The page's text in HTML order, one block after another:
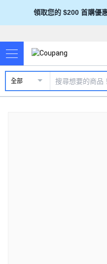
領取您的 $200 首購優
全部